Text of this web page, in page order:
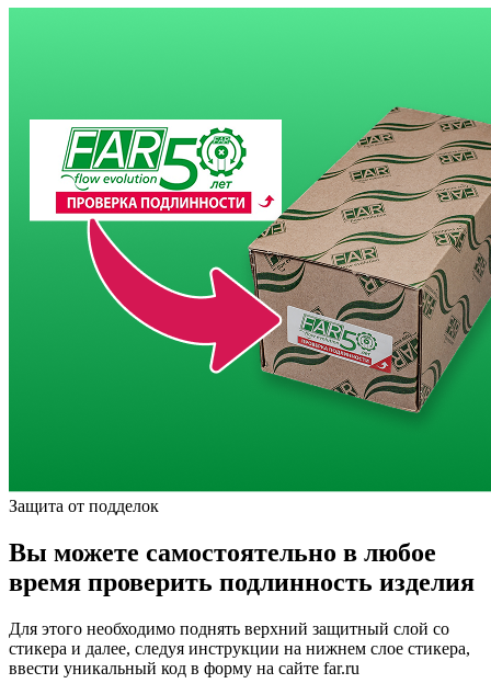
Защита от подделок
Вы можете самостоятельно в любое
время проверить подлинность изделия
Для этого необходимо поднять верхний защитный слой со
стикера и далее, следуя инструкции на нижнем слое стикера,
ввести уникальный код в форму на сайте far.ru